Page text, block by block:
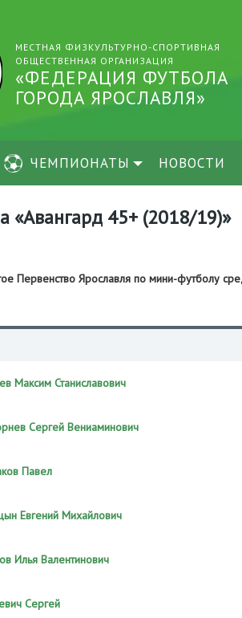
МЕСТНАЯ ФИЗКУЛЬТУРНО-СПОРТИВНАЯ
ОБЩЕСТВЕННАЯ ОРГАНИЗАЦИЯ
«ФЕДЕРАЦИЯ ФУТБОЛА
ГОРОДА ЯРОСЛАВЛЯ»
ЧЕМПИОНАТЫ НОВОСТИ
«Авангард 45+ (2018/19)»
Первенство Ярославля по мини-футболу
Максим Станиславович
Сергей Вениаминович
Павел
Евгений Михайлович
Илья Валентинович
Сергей